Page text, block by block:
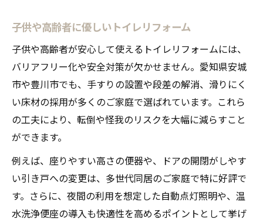
子供や高齢者に優しいトイレリフォーム
子供や高齢者が安心して使えるトイレリフォームには、
バリアフリー化や安全対策が欠かせません。愛知県安城
市や豊川市でも、手すりの設置や段差の解消、滑りにく
い床材の採用が多くのご家庭で選ばれています。これら
の工夫により、転倒や怪我のリスクを大幅に減らすこと
ができます。
例えば、座りやすい高さの便器や、ドアの開閉がしやす
い引き戸への変更は、多世代同居のご家庭で特に好評で
す。さらに、夜間の利用を想定した自動点灯照明や、温
水洗浄便座の導入も快適性を高めるポイントとして挙げ